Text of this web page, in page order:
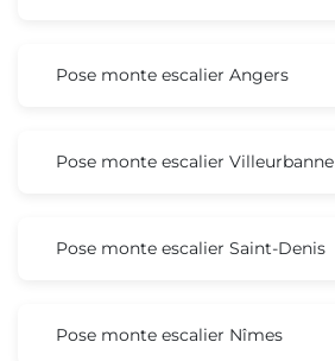
Pose monte escalier Angers
Pose monte escalier Villeurbanne
Pose monte escalier Saint-Denis
Pose monte escalier Nîmes